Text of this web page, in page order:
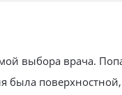
выбора врача.
была